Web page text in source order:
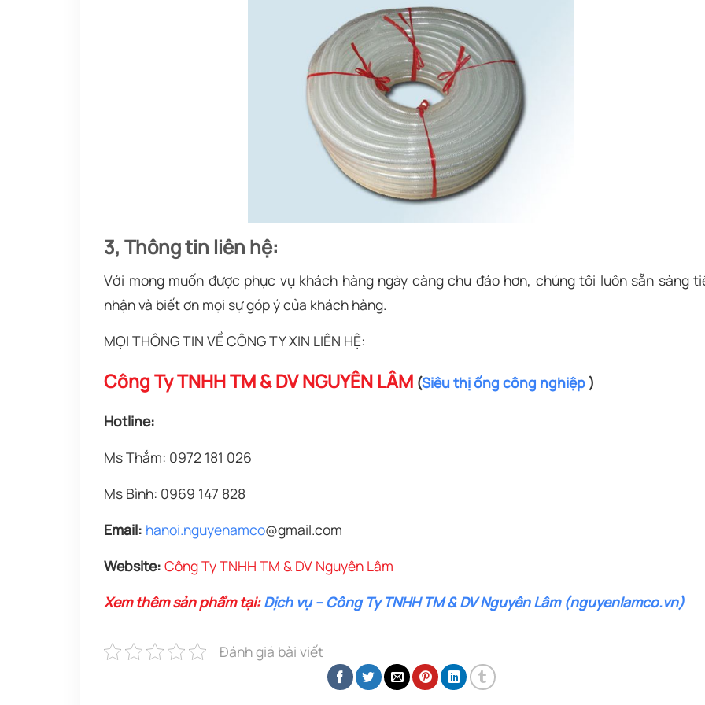
3, Thông tin liên hệ:
Với mong muốn được phục vụ khách hàng ngày càng chu đáo hơn, chúng tôi luôn sẵn sàng
nhận và biết ơn mọi sự góp ý của khách hàng.
MỌI THÔNG TIN VỀ CÔNG TY XIN LIÊN HỆ:
Công Ty TNHH TM & DV NGUYÊN LÂM (Siêu thị ống công nghiệp)
Hotline:
Ms Thắm: 0972 181 026
Ms Bình: 0969 147 828
Email: hanoi.nguyenamco@gmail.com
Website: Công Ty TNHH TM & DV Nguyên Lâm
Xem thêm sản phẩm tại: Dịch vụ – Công Ty TNHH TM & DV Nguyên Lâm (nguyenlamco.vn)
Đánh giá bài viết